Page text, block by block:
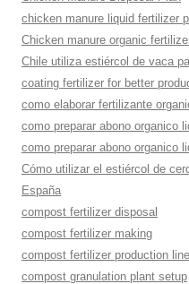
chicken manure liquid fertilizer
Chicken manure organic
Chile utiliza estiércol de vaca
coating fertilizer for better
como elaborar fertilizante
como preparar abono organico
como preparar abono organico
Cómo utilizar el estiércol de
España
compost fertilizer disposal
compost fertilizer making
compost fertilizer production
compost granulation plant setup